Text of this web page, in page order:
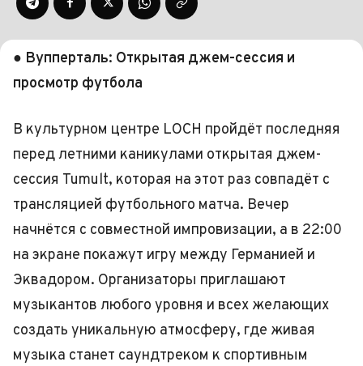
● Вупперталь: Открытая джем-сессия и
просмотр футбола
В культурном центре LOCH пройдёт последняя
перед летними каникулами открытая джем-
сессия Tumult, которая на этот раз совпадёт с
трансляцией футбольного матча. Вечер
начнётся с совместной импровизации, а в 22:00
на экране покажут игру между Германией и
Эквадором. Организаторы приглашают
музыкантов любого уровня и всех желающих
создать уникальную атмосферу, где живая
музыка станет саундтреком к спортивным